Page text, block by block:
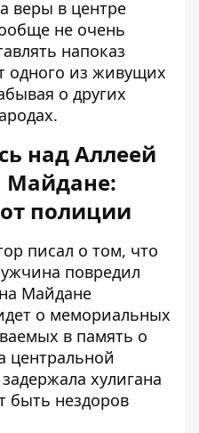
веры в центре
не очень
напоказ
одного из живущих
о других
над Аллеей
Майдане:
полиции
писал о том, что
повредил
на Майдане
о мемориальных
в память о
центральной
хулигана
быть нездоров